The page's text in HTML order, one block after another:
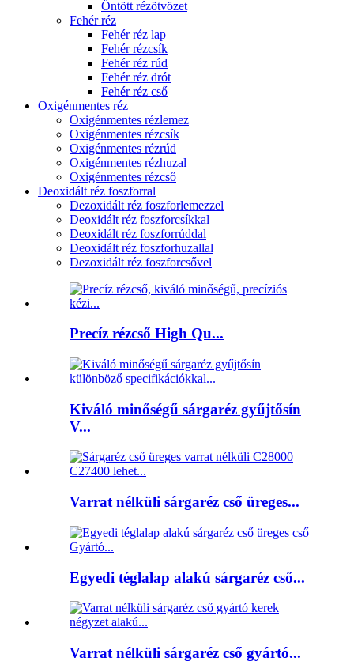
Öntött rézötvözet
Fehér réz
Fehér réz lap
Fehér rézcsík
Fehér réz rúd
Fehér réz drót
Fehér réz cső
Oxigénmentes réz
Oxigénmentes rézlemez
Oxigénmentes rézcsík
Oxigénmentes rézrúd
Oxigénmentes rézhuzal
Oxigénmentes rézcső
Deoxidált réz foszforral
Dezoxidált réz foszforlemezzel
Deoxidált réz foszforcsíkkal
Deoxidált réz foszforrúddal
Deoxidált réz foszforhuzallal
Dezoxidált réz foszforcsővel
Precíz rézcső High Qu...
Kiváló minőségű sárgaréz gyűjtősín
V...
Varrat nélküli sárgaréz cső üreges...
Egyedi téglalap alakú sárgaréz cső...
Varrat nélküli sárgaréz cső gyártó...